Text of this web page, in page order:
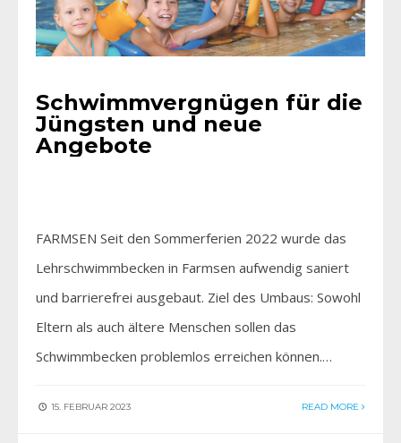
Schwimmvergnügen für die
Jüngsten und neue
Angebote
FARMSEN Seit den Sommerferien 2022 wurde das
Lehrschwimmbecken in Farmsen aufwendig saniert
und barrierefrei ausgebaut. Ziel des Umbaus: Sowohl
Eltern als auch ältere Menschen sollen das
Schwimmbecken problemlos erreichen können.…
15. FEBRUAR 2023 READ MORE